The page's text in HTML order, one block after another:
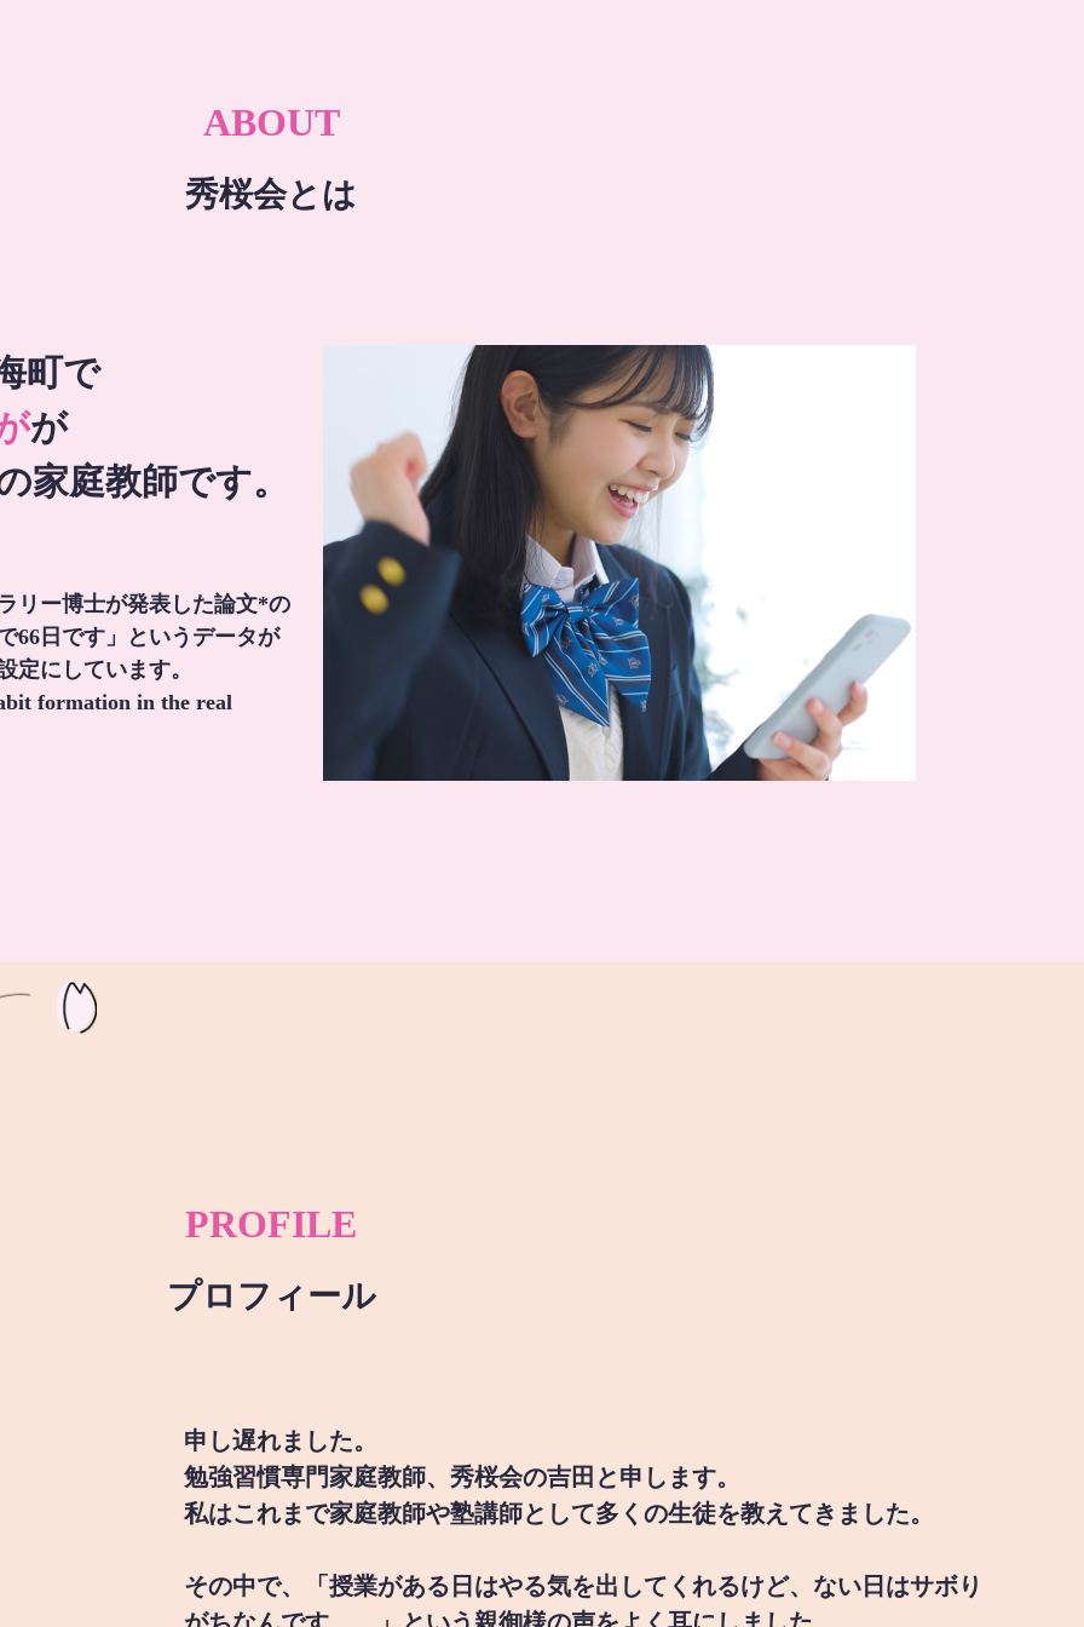
ABOUT
秀桜会とは
町で
が
家庭教師です。
リー博士が発表した論文*の
66日です」というデータが
定にしています。
formation in the real
PROFILE
プロフィール
申し遅れました。
勉強習慣専門家庭教師、秀桜会の吉田と申します。
私はこれまで家庭教師や塾講師として多くの生徒を教えてきました。
その中で、「授業がある日はやる気を出してくれるけど、ない日はサボり